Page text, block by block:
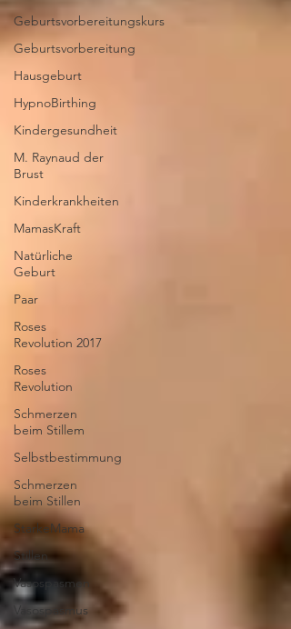
Geburtsvorbereitungskurs
Geburtsvorbereitung
Hausgeburt
HypnoBirthing
Kindergesundheit
M. Raynaud der
Brust
Kinderkrankheiten
MamasKraft
Natürliche
Geburt
Paar
Roses
Revolution 2017
Roses
Revolution
Schmerzen
beim Stillem
Selbstbestimmung
Schmerzen
beim Stillen
StarkeMama
Stillen
Vasospasmen
Vasospasmus